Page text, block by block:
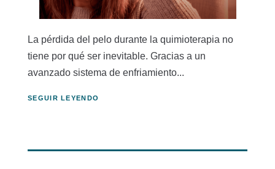
La pérdida del pelo durante la quimioterapia no
tiene por qué ser inevitable. Gracias a un
avanzado sistema de enfriamiento...
SEGUIR LEYENDO